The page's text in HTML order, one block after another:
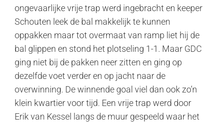
ongevaarlijke vrije trap werd ingebracht en keeper
Schouten leek de bal makkelijk te kunnen
oppakken maar tot overmaat van ramp liet hij de
bal glippen en stond het plotseling 1-1. Maar GDC
ging niet bij de pakken neer zitten en ging op
dezelfde voet verder en op jacht naar de
overwinning. De winnende goal viel dan ook zo’n
klein kwartier voor tijd. Een vrije trap werd door
Erik van Kessel langs de muur gespeeld waar het